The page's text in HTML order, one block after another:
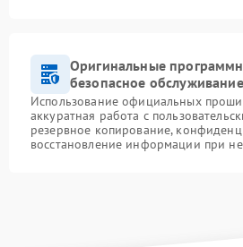
Оригинальные
безопасное
Использование официальных
аккуратная работа с
резервное копирование,
восстановление информации при